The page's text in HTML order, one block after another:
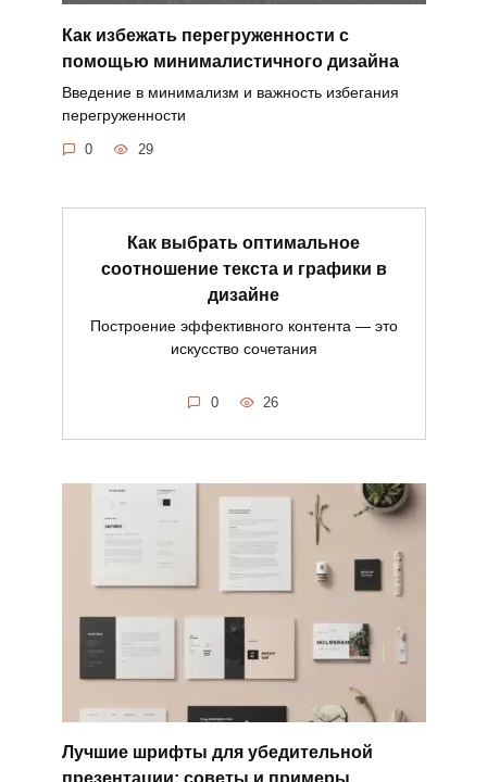
Как избежать перегруженности с
помощью минималистичного дизайна
Введение в минимализм и важность избегания
перегруженности
0 29
Как выбрать оптимальное
соотношение текста и графики в
дизайне
Построение эффективного контента — это
искусство сочетания
0 26
Лучшие шрифты для убедительной
презентации: советы и примеры